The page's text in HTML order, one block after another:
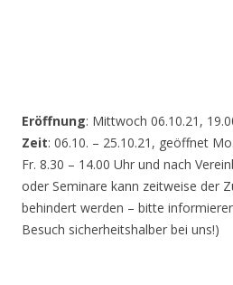
Eröffnung: Mittwoch 06.10.21,
Zeit: 06.10. – 25.10.21, geöffnet
Fr. 8.30 – 14.00 Uhr und nach
oder Seminare kann zeitweise der
behindert werden – bitte
Besuch sicherheitshalber bei uns!)